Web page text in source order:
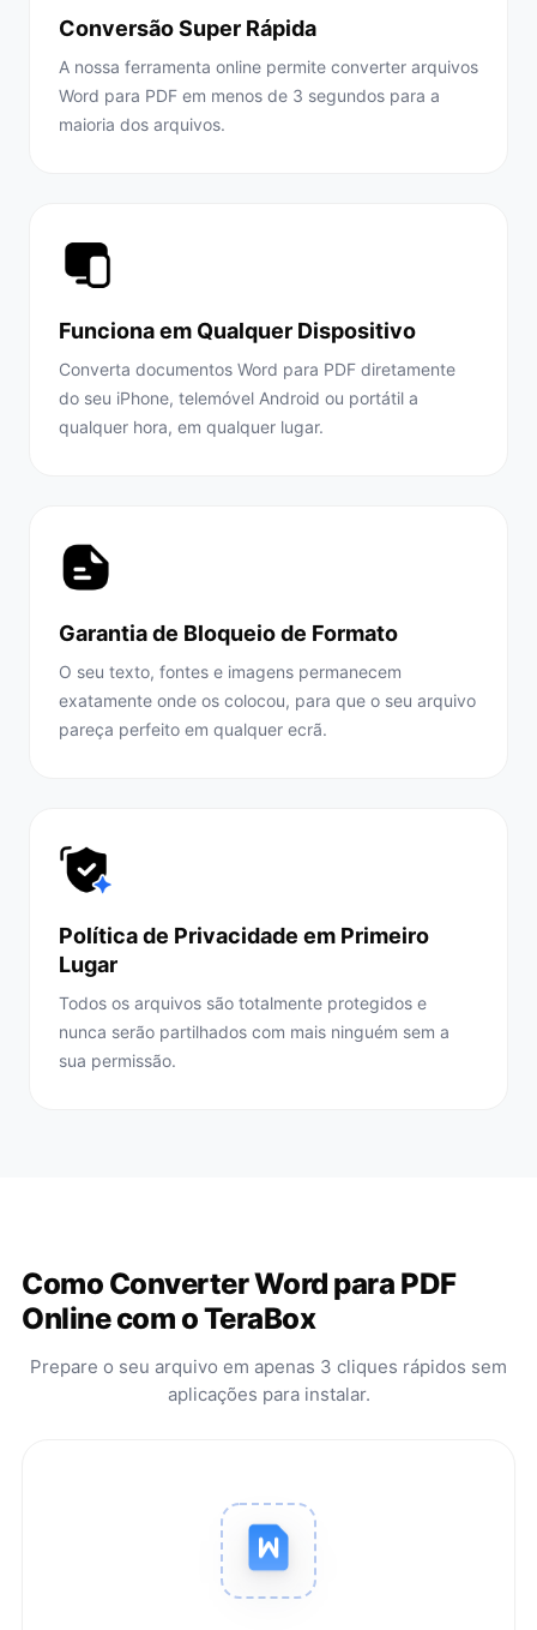
Conversão Super Rápida
A nossa ferramenta online permite converter arquivos
Word para PDF em menos de 3 segundos para a
maioria dos arquivos.
Funciona em Qualquer Dispositivo
Converta documentos Word para PDF diretamente
do seu iPhone, telemóvel Android ou portátil a
qualquer hora, em qualquer lugar.
Garantia de Bloqueio de Formato
O seu texto, fontes e imagens permanecem
exatamente onde os colocou, para que o seu arquivo
pareça perfeito em qualquer ecrã.
Política de Privacidade em Primeiro
Lugar
Todos os arquivos são totalmente protegidos e
nunca serão partilhados com mais ninguém sem a
sua permissão.
Como Converter Word para PDF
Online com o TeraBox
Prepare o seu arquivo em apenas 3 cliques rápidos sem
aplicações para instalar.